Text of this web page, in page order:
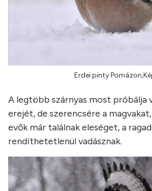
Erdei pinty
A legtöbb szárnyas most próbálja
erejét, de szerencsére a
evők már találnak eleséget, a
rendíthetetlenül vadásznak.